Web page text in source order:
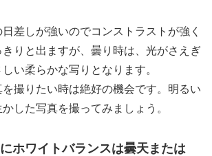
差しが強いのでコンストラストが強く
りと出ますが、曇り時は、光がさえぎ
い柔らかな写りとなります。
撮りたい時は絶好の機会です。明るい
した写真を撮ってみましょう。
ホワイトバランスは曇天または